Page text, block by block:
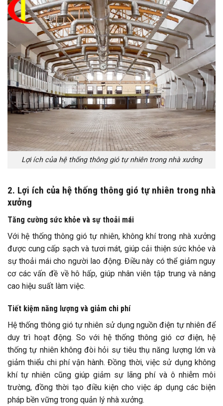
Lợi ích của hệ thống thông gió tự nhiên trong nhà xưởng
2. Lợi ích của hệ thống thông gió tự nhiên trong nhà
xưởng
Tăng cường sức khỏe và sự thoải mái
Với hệ thống thông gió tự nhiên, không khí trong nhà xưởng
được cung cấp sạch và tươi mát, giúp cải thiện sức khỏe và
sự thoải mái cho người lao động. Điều này có thể giảm nguy
cơ các vấn đề về hô hấp, giúp nhân viên tập trung và nâng
cao hiệu suất làm việc.
Tiết kiệm năng lượng và giảm chi phí
Hệ thống thông gió tự nhiên sử dụng nguồn điện tự nhiên để
duy trì hoạt động. So với hệ thống thông gió cơ điện, hệ
thống tự nhiên không đòi hỏi sự tiêu thụ năng lượng lớn và
giảm thiểu chi phí vận hành. Đồng thời, việc sử dụng không
khí tự nhiên cũng giúp giảm sự lãng phí và ô nhiễm môi
trường, đồng thời tạo điều kiện cho việc áp dụng các biện
pháp bền vững trong quản lý nhà xưởng.